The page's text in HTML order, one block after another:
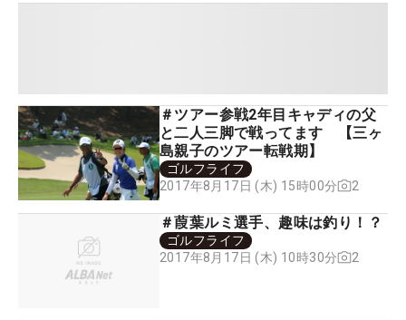
＃ツアー参戦2年目キャディの父
と二人三脚で戦ってます 【三ヶ
島親子のツアー転戦期】
ゴルフライフ
2017年8月17日 (木) 15時00分
2
＃葭葉ルミ選手、趣味は釣り！？
ゴルフライフ
2017年8月17日 (木) 10時30分
2